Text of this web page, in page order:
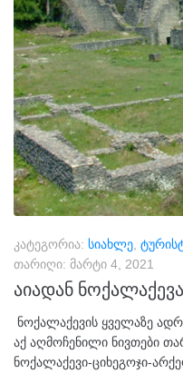
კატეგორია: სიახლე
თარიღი: მარტი 4, 2021
აიადან
ნოქალაქევის ყველაზე
აქ აღმოჩენილი ნივთები
ნოქალაქევი-ციხეგოჯი-